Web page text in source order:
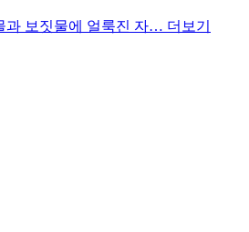
과 보짓물에 얼룩진 자… 더보기